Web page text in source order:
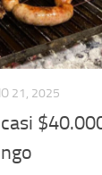
21, 2025